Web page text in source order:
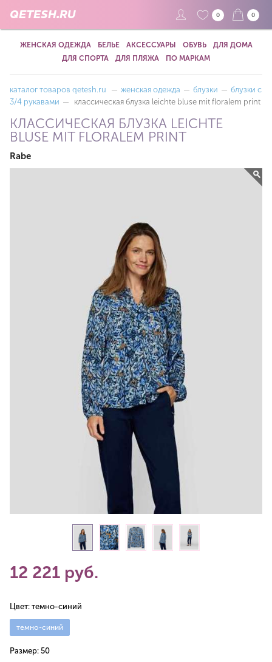
QETESH.RU 0 0
ЖЕНСКАЯ ОДЕЖДА БЕЛЬЕ АКСЕССУАРЫ ОБУВЬ
ДЛЯ ДОМА
ДЛЯ СПОРТА
ДЛЯ ПЛЯЖА ПО МАРКАМ
каталог товаров qetesh.ru — женская одежда — блузки — блузки с
3/4 рукавами — классическая блузка leichte bluse mit floralem print
КЛАССИЧЕСКАЯ БЛУЗКА LEICHTE
BLUSE MIT FLORALEM PRINT
Rabe
12 221 руб.
Цвет: темно-синий
темно-синий
Размер: 50